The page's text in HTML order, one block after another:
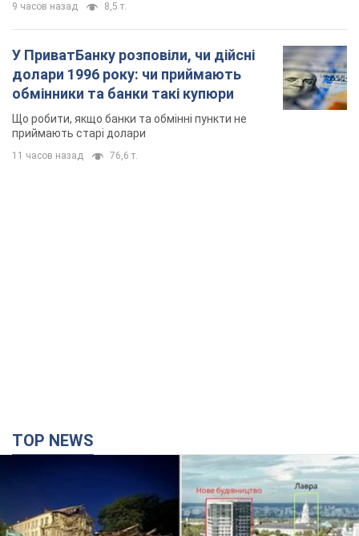
9 часов назад 8,5 т.
У ПриватБанку розповіли, чи дійсні
долари 1996 року: чи приймають
обмінники та банки такі купюри
Що робити, якщо банки та обмінні пункти не
приймають старі долари
11 часов назад 76,6 т.
TOP NEWS